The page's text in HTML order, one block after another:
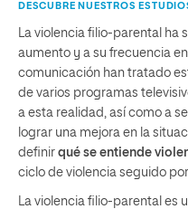
DESCUBRE NUESTROS
La violencia filio-parental ha
aumento y a su frecuencia
comunicación han tratado
de varios programas
a esta realidad, así como a
lograr una mejora en la
definir qué se entiende
ciclo de violencia seguido
La violencia filio-parental es